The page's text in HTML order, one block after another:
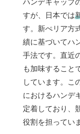
ハンデキャップ
すが、日本では
す。新ぺリア方
績に基づいてハ
手法です。直近
も加味すること
しています。こ
におけるハンデ
定着しており、
役割を担ってい